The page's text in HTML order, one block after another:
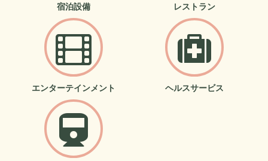
宿泊設備 レストラン
エンターテインメント ヘルスサービス